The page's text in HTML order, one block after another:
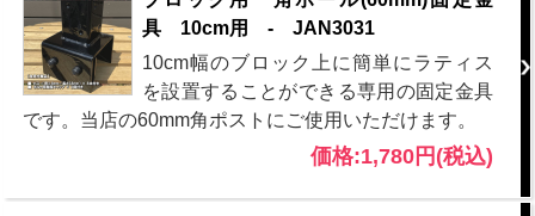
具 10cm用 - JAN3031
10cm幅のブロック上に簡単にラティス
を設置することができる専用の固定金具
です。当店の60mm角ポストにご使用いただけます。
価格:1,780円(税込)